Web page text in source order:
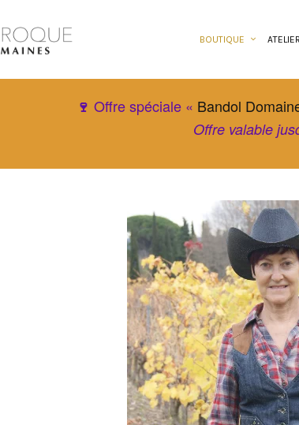
BOUTIQUE
🍷 Offre spéciale « Bandol
Offre valable